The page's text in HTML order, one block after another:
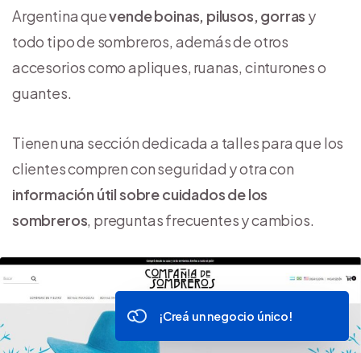
Argentina quevende boinas, pilusos, gorras y
todo tipo de sombreros, además de otros
accesorios como apliques, ruanas, cinturones o
guantes.
Tienen una sección dedicada a talles para que los
clientes compren con seguridad y otra con
información útil sobre cuidados de los
sombreros, preguntas frecuentes y cambios.
¡Creá un negocio único!